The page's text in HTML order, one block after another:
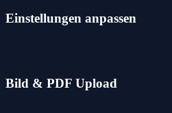
Einstellungen anpassen
Bild & PDF Upload